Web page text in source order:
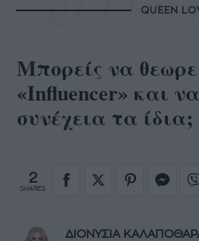
QUEEN
Mπορείς να
«Influencer» και
συνέχεια τα ίδια;
2
SHARES
ΔΙΟΝΥΣΙΑ